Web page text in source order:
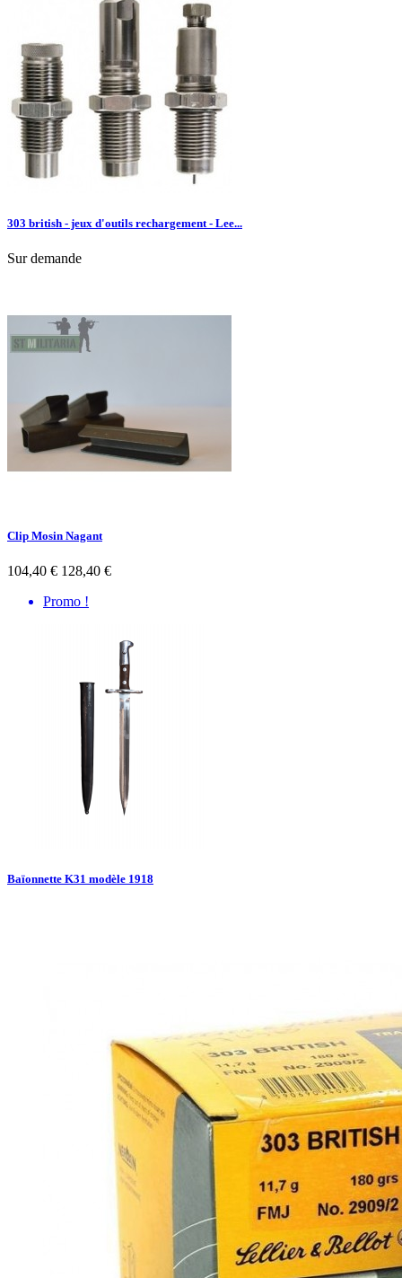
303 british - jeux d'outils rechargement - Lee...
Sur demande
Clip Mosin Nagant
104,40 € 128,40 €
Promo !
Baïonnette K31 modèle 1918